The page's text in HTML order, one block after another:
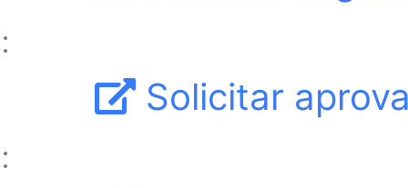
Solicitar